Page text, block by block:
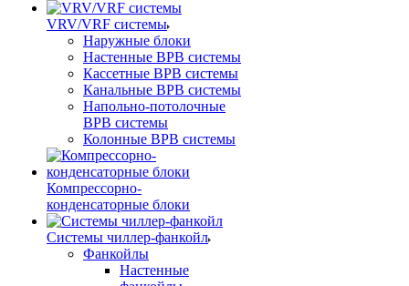
VRV/VRF системы
Наружные блоки
Настенные ВРВ системы
Кассетные ВРВ системы
Канальные ВРВ системы
Напольно-потолочные
ВРВ системы
Колонные ВРВ системы
Компрессорно-
конденсаторные блоки
Системы чиллер-фанкойл
Фанкойлы
Настенные